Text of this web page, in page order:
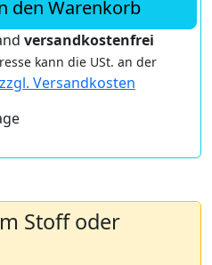
den Warenkorb
versandkostenfrei
kann die USt. an der
zzgl. Versandkosten
Stoff oder